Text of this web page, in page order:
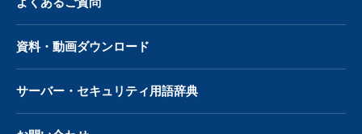
資料・動画ダウンロード
サーバー・ セキュリティ用語辞典